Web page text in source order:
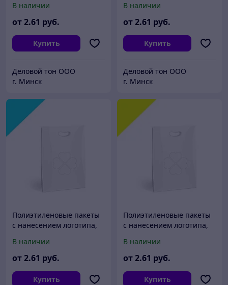
В наличии
от2.61 руб.
Купить
Деловой тон ООО
г. Минск
В наличии
от2.61 руб.
Купить
Деловой тон ООО
г. Минск
Полиэтиленовые пакеты
с нанесением логотипа,
В наличии
от2.61 руб.
Купить
Полиэтиленовые пакеты
с нанесением логотипа,
В наличии
от2.61 руб.
Купить